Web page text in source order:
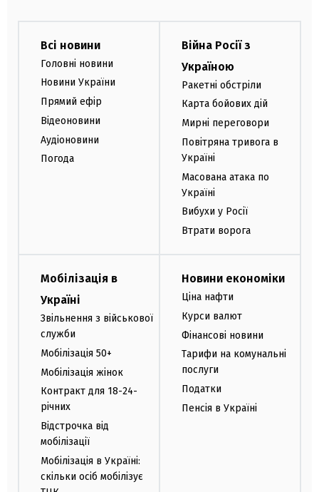
Всі новини
Головні новини
Новини України
Прямий ефір
Відеоновини
Аудіоновини
Погода
Війна Росії з
Україною
Ракетні обстріли
Карта бойових дій
Мирні переговори
Повітряна тривога в
Україні
Масована атака по
Україні
Вибухи у Росії
Втрати ворога
Мобілізація в
Україні
Звільнення з військової
служби
Мобілізація 50+
Мобілізація жінок
Контракт для 18-24-
річних
Відстрочка від
мобілізації
Мобілізація в Україні:
скільки осіб мобілізує
Новини економіки
Ціна нафти
Курси валют
Фінансові новини
Тарифи на комунальні
послуги
Податки
Пенсія в Україні